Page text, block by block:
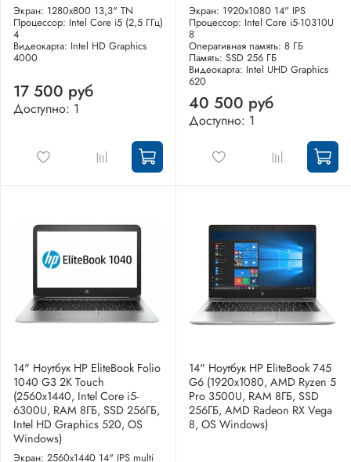
Экран: 1280x800 13,3" TN
Процессор: Intel Core i5 (2,5 ГГц)
4
Видеокарта: Intel HD Graphics
4000
17 500 руб
Доступно: 1
Экран: 1920x1080 14" IPS
Процессор: Intel Core i5-10310U
8
Оперативная память: 8 ГБ
Память: SSD 256 ГБ
Видеокарта: Intel UHD Graphics
620
40 500 руб
Доступно: 1
14" Ноутбук HP EliteBook Folio
1040 G3 2K Touch
(2560x1440, Intel Core i5-
6300U, RAM 8ГБ, SSD 256ГБ,
Intel HD Graphics 520, OS
Windows)
Экран: 2560x1440 14" IPS multi
14" Ноутбук HP EliteBook 745
G6 (1920x1080, AMD Ryzen 5
Pro 3500U, RAM 8ГБ, SSD
256ГБ, AMD Radeon RX Vega
8, OS Windows)